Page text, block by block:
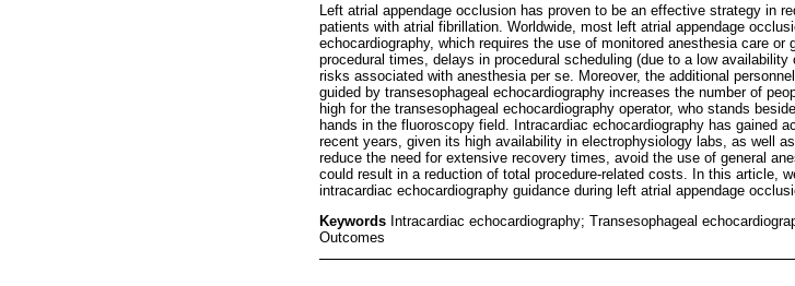
Left atrial appendage occlusion has proven to be an effective strategy in
patients with atrial fibrillation. Worldwide, most left atrial appendage
echocardiography, which requires the use of monitored anesthesia care
procedural times, delays in procedural scheduling (due to a low
risks associated with anesthesia per se. Moreover, the additional
guided by transesophageal echocardiography increases the number of
high for the transesophageal echocardiography operator, who stands
hands in the fluoroscopy field. Intracardiac echocardiography has gained
recent years, given its high availability in electrophysiology labs, as well
reduce the need for extensive recovery times, avoid the use of general
could result in a reduction of total procedure-related costs. In this article,
intracardiac echocardiography guidance during left atrial appendage
Keywords Intracardiac echocardiography; Transesophageal
Outcomes